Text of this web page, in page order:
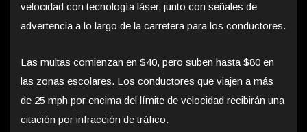
velocidad con tecnología láser, junto con señales de
advertencia a lo largo de la carretera para los conductores.
Las multas comienzan en $40, pero suben hasta $80 en
las zonas escolares. Los conductores que viajen a más
de 25 mph por encima del límite de velocidad recibirán una
citación por infracción de tráfico.